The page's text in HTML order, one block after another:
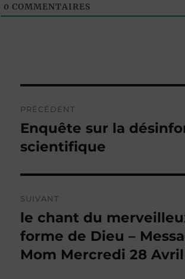
0 COMMENTAIRES
de
l’article
PRÉCÉDENT
Publication
précédente :
Enquête sur la
scientifique
SUIVANT
Publication
suivante :
le chant du
forme de Dieu –
Mom Mercredi 28 Avril